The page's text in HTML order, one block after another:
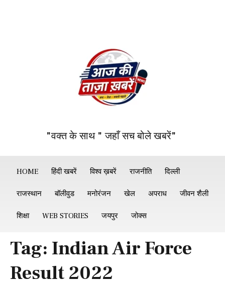
"वक्त के साथ " जहाँ सच बोले खबरें"
HOME हिंदी खबरें विश्व ख़बरें राजनीति दिल्ली
राजस्थान बॉलीवुड मनोरंजन खेल अपराध जीवन शैली
शिक्षा WEB STORIES जयपुर जोक्स
Tag: Indian Air Force
Result 2022